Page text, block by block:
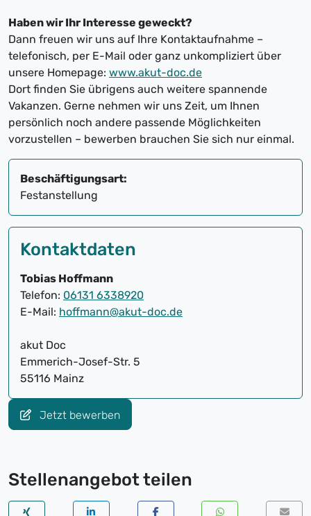
Haben wir Ihr Interesse geweckt?
Dann freuen wir uns auf Ihre Kontaktaufnahme –
telefonisch, per E-Mail oder ganz unkompliziert über
unsere Homepage: www.akut-doc.de
Dort finden Sie übrigens auch weitere spannende
Vakanzen. Gerne nehmen wir uns Zeit, um Ihnen
persönlich noch andere passende Möglichkeiten
vorzustellen – bewerben brauchen Sie sich nur einmal.
Beschäftigungsart:
Festanstellung
Kontaktdaten
Tobias Hoffmann
Telefon: 06131 6338920
E-Mail: hoffmann@akut-doc.de
akut Doc
Emmerich-Josef-Str. 5
55116 Mainz
Jetzt bewerben
Stellenangebot teilen